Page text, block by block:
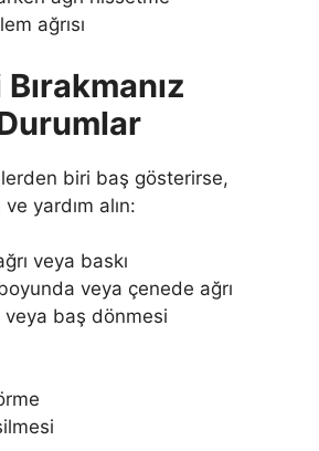
ağrısı
biri baş gösterirse,
yardım alın:
veya baskı
veya çenede ağrı
veya baş dönmesi